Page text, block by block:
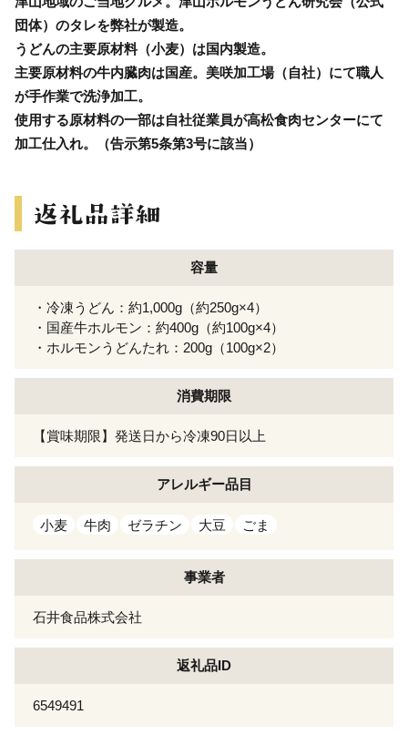
団体）のタレを弊社が製造。
うどんの主要原材料（小麦）は国内製造。
主要原材料の牛内臓肉は国産。美咲加工場（自社）にて職人
が手作業で洗浄加工。
使用する原材料の一部は自社従業員が高松食肉センターにて
加工仕入れ。（告示第5条第3号に該当）
容量
・冷凍うどん：約1,000g（約250g×4）
・国産牛ホルモン：約400g（約100g×4）
・ホルモンうどんたれ：200g（100g×2）
消費期限
【賞味期限】発送日から冷凍90日以上
アレルギー品目
小麦 牛肉 ゼラチン 大豆 ごま
事業者
石井食品株式会社
返礼品ID
6549491